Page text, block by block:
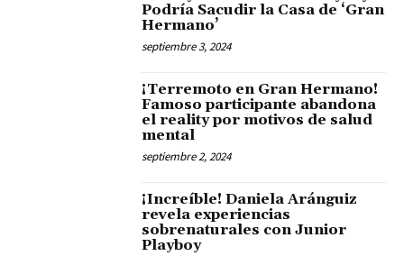
Podría Sacudir la Casa de ‘Gran
Hermano’
septiembre 3, 2024
¡Terremoto en Gran Hermano!
Famoso participante abandona
el reality por motivos de salud
mental
septiembre 2, 2024
¡Increíble! Daniela Aránguiz
revela experiencias
sobrenaturales con Junior
Playboy